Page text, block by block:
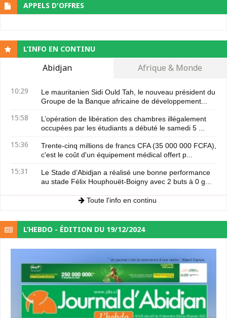
APPELS D'OFFRES
L’INFO EN CONTINU
Abidjan Afrique & Monde
10:29
Le mauritanien Sidi Ould Tah, le nouveau président du
Groupe de la Banque africaine de développement...
15:58
L’opération de libération des chambres illégalement
occupées par les étudiants a débuté le samedi 5 ...
15:36
Trente-cinq millions de francs CFA (35 000 000 FCFA),
c'est le coût d'un équipement médical offert p...
15:31
Le Stade d’Abidjan a réalisé une bonne performance
au stade Félix Houphouët-Boigny avec 2 buts à 0 g...
Toute l'info en continu
L’HEBDO - ÉDITION DU 19/12/2024